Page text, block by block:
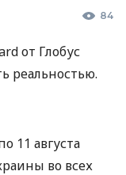
84
от Глобус
реальностью.
11 августа
во всех